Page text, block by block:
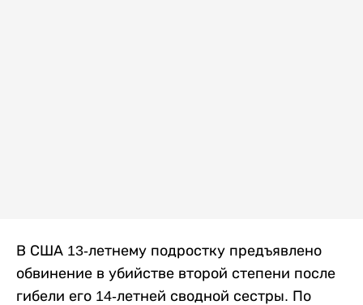
В США 13-летнему подростку предъявлено
обвинение в убийстве второй степени после
гибели его 14-летней сводной сестры. По